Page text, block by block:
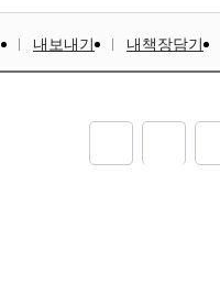
내보내기 내책장담기